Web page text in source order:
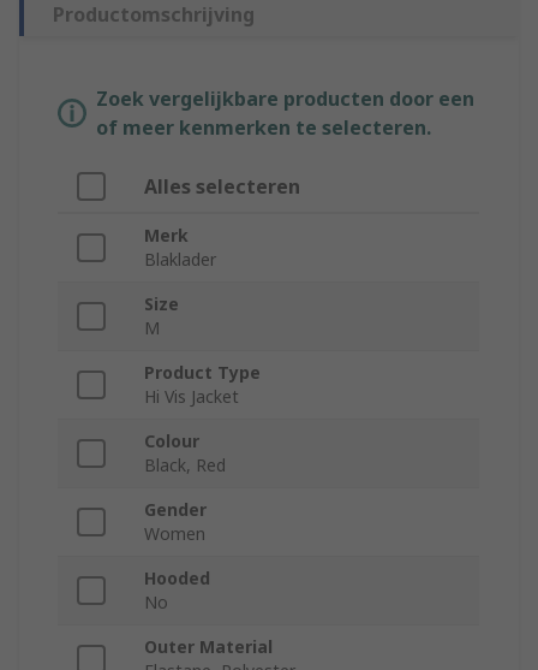
Productomschrijving
Zoek vergelijkbare producten door een
of meer kenmerken te selecteren.
Alles selecteren
Merk
Blaklader
Size
M
Product Type
Hi Vis Jacket
Colour
Black, Red
Gender
Women
Hooded
No
Outer Material